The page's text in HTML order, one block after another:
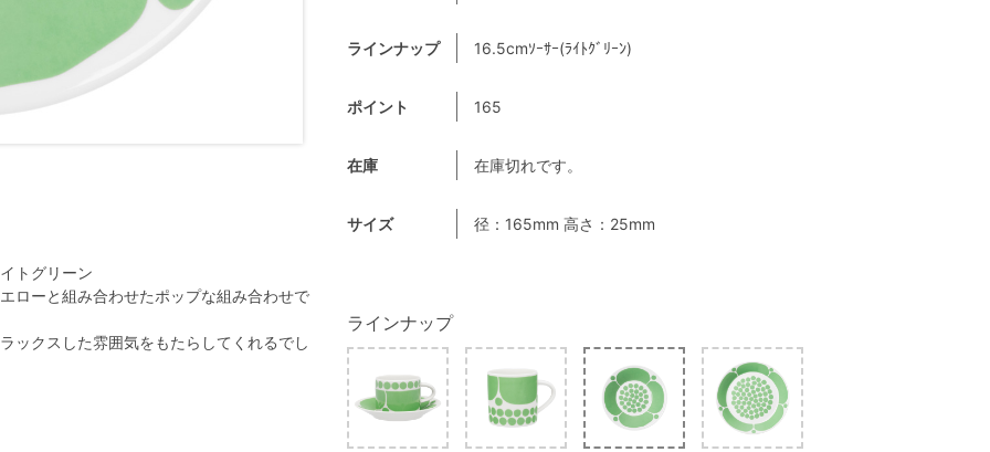
トグリーン
ローと組み合わせたポップな組み合わせで
ックスした雰囲気をもたらしてくれるでし
ラインナップ 16.5cmｿｰｻｰ(ﾗｲﾄｸﾞﾘｰﾝ)
ポイント 165
在庫 在庫切れです。
サイズ 径：165mm 高さ：25mm
ラインナップ